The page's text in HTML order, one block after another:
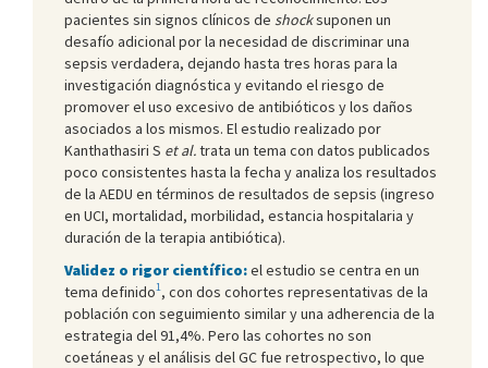
pacientes sin signos clínicos de shocksuponen un
desafío adicional por la necesidad de discriminar una
sepsis verdadera, dejando hasta tres horas para la
investigación diagnóstica y evitando el riesgo de
promover el uso excesivo de antibióticos y los daños
asociados a los mismos. El estudio realizado por
Kanthathasiri S et al.trata un tema con datos publicados
poco consistentes hasta la fecha y analiza los resultados
de la AEDU en términos de resultados de sepsis (ingreso
en UCI, mortalidad, morbilidad, estancia hospitalaria y
duración de la terapia antibiótica).
Validez o rigor científico:el estudio se centra en un
tema definido1, con dos cohortes representativas de la
población con seguimiento similar y una adherencia de la
estrategia del 91,4%. Pero las cohortes no son
coetáneas y el análisis del GC fue retrospectivo, lo que